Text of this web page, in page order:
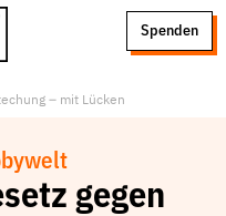
Spenden
– mit Lücken
gegen